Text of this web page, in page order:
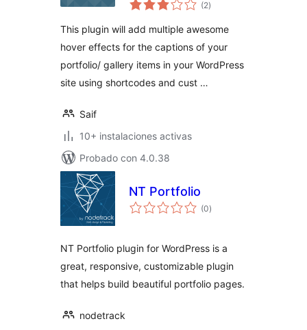
(2de
)
This plugin will add multiple awesome
hover effects for the captions of your
portfolio/ gallery items in your WordPress
site using shortcodes and cust …
Saif
10+ instalaciones activas
Probado con 4.0.38
NT Portfolio
(0total
de
)
NT Portfolio plugin for WordPress is a
great, responsive, customizable plugin
that helps build beautiful portfolio pages.
nodetrack